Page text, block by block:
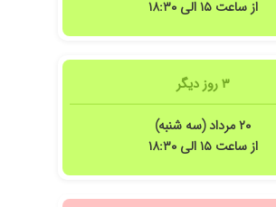
از ساعت ۱۵ الی ۱۸:۳۰
۳ روز دیگر
۲۰ مرداد (سه شنبه)
از ساعت ۱۵ الی ۱۸:۳۰